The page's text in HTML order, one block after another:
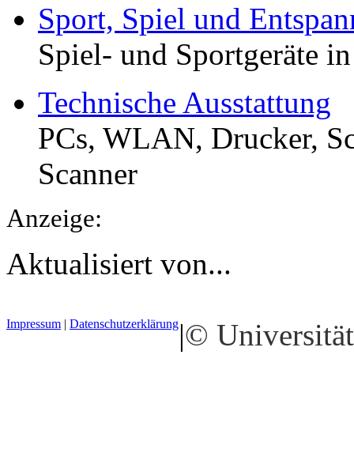
Sport, Spiel und
Spiel- und Sportgeräte
Technische Ausstattung
PCs, WLAN, Drucker,
Scanner
Anzeige:
Aktualisiert von...
Impressum | Datenschutzerklärung|©